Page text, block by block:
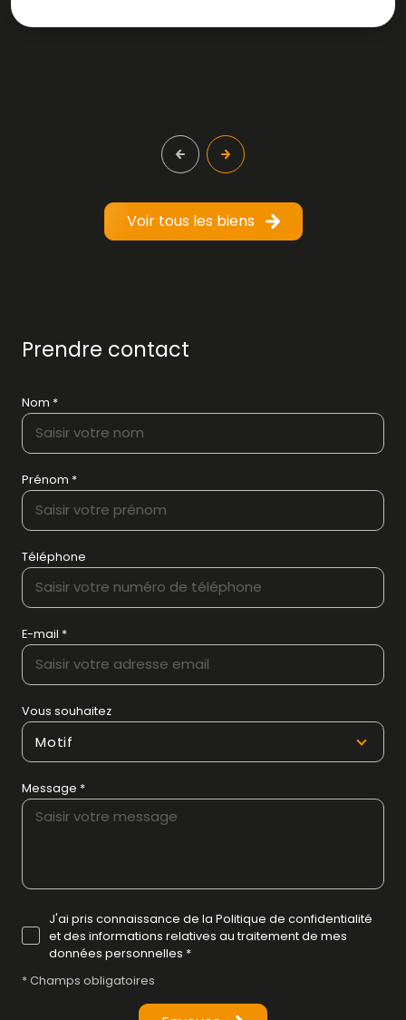
Voir tous les biens
Prendre contact
Nom *
Prénom *
Téléphone
E-mail *
Vous souhaitez
Motif
Message *
J'ai pris connaissance de la Politique de confidentialité
et des informations relatives au traitement de mes
données personnelles *
* Champs obligatoires